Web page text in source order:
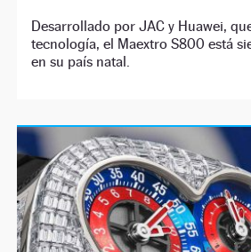
Desarrollado por JAC y Huawei,
tecnología, el Maextro S800 está
en su país natal.